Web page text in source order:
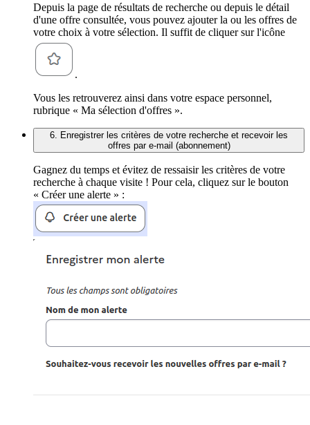
Depuis la page de résultats de recherche ou depuis le détail
d'une offre consultée, vous pouvez ajouter la ou les offres de
votre choix à votre sélection. Il suffit de cliquer sur l'icône
.
Vous les retrouverez ainsi dans votre espace personnel,
rubrique « Ma sélection d'offres ».
6. Enregistrer les critères de votre recherche et recevoir les
offres par e-mail (abonnement)
Gagnez du temps et évitez de ressaisir les critères de votre
recherche à chaque visite ! Pour cela, cliquez sur le bouton
« Créer une alerte » :